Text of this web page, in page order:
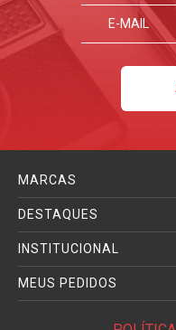
MARCAS
DESTAQUES
INSTITUCIONAL
MEUS PEDIDOS